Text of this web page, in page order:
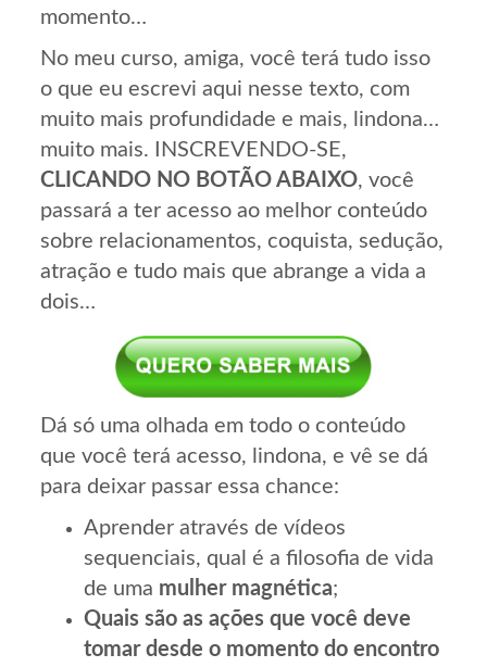
momento…
No meu curso, amiga, você terá tudo isso
o que eu escrevi aqui nesse texto, com
muito mais profundidade e mais, lindona…
muito mais. INSCREVENDO-SE,
CLICANDO NO BOTÃO ABAIXO, você
passará a ter acesso ao melhor conteúdo
sobre relacionamentos, coquista, sedução,
atração e tudo mais que abrange a vida a
dois…
Dá só uma olhada em todo o conteúdo
que você terá acesso, lindona, e vê se dá
para deixar passar essa chance:
Aprender através de vídeos
sequenciais, qual é a filosofia de vida
de uma mulher magnética;
Quais são as ações que você deve
tomar desde o momento do encontro